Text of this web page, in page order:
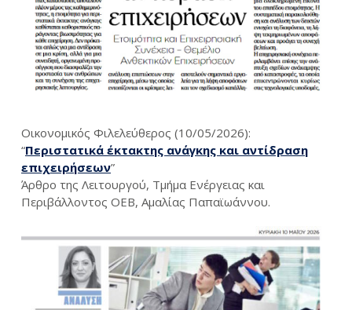
Οικονομικός Φιλελεύθερος (10/05/2026):
“Περιστατικά έκτακτης ανάγκης και αντίδραση
επιχειρήσεων”
Άρθρο της Λειτουργού, Τμήμα Ενέργειας και
Περιβάλλοντος ΟΕΒ, Αμαλίας Παπαϊωάννου.